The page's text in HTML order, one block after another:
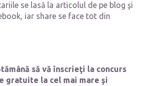
se lasă la articolul de pe blog şi
iar share se face tot din
să vă înscrieţi la concurs
gratuite la cel mai mare şi